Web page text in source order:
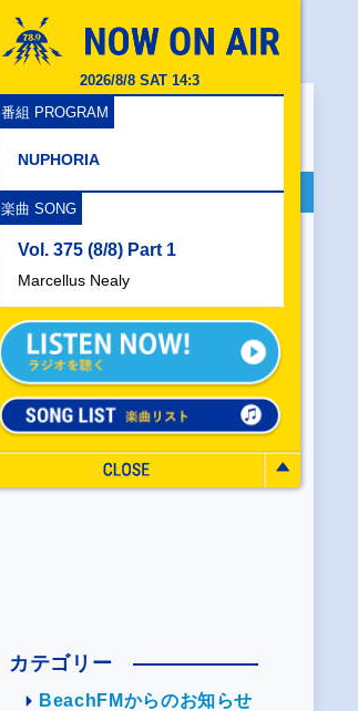
2026/8/8 SAT 14:3
番組 PROGRAM
NUPHORIA
楽曲 SONG
Vol. 375 (8/8) Part 1
Marcellus Nealy
カテゴリー
BeachFMからのお知らせ